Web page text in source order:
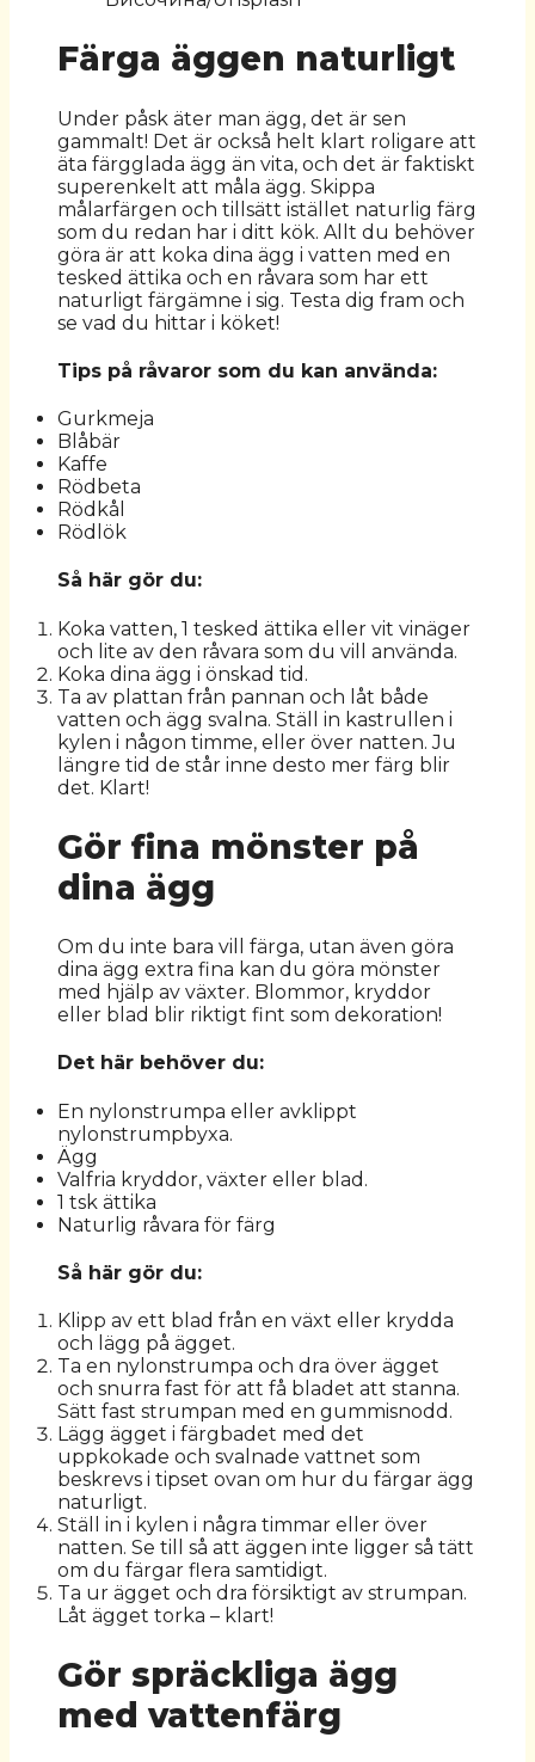
Färga äggen naturligt
Under påsk äter man ägg, det är sen
gammalt! Det är också helt klart roligare att
äta färgglada ägg än vita, och det är faktiskt
superenkelt att måla ägg. Skippa
målarfärgen och tillsätt istället naturlig färg
som du redan har i ditt kök. Allt du behöver
göra är att koka dina ägg i vatten med en
tesked ättika och en råvara som har ett
naturligt färgämne i sig. Testa dig fram och
se vad du hittar i köket!
Tips på råvaror som du kan använda:
Gurkmeja
Blåbär
Kaffe
Rödbeta
Rödkål
Rödlök
Så här gör du:
Koka vatten, 1 tesked ättika eller vit vinäger
och lite av den råvara som du vill använda.
Koka dina ägg i önskad tid.
Ta av plattan från pannan och låt både
vatten och ägg svalna. Ställ in kastrullen i
kylen i någon timme, eller över natten. Ju
längre tid de står inne desto mer färg blir
det. Klart!
Gör fina mönster på
dina ägg
Om du inte bara vill färga, utan även göra
dina ägg extra fina kan du göra mönster
med hjälp av växter. Blommor, kryddor
eller blad blir riktigt fint som dekoration!
Det här behöver du:
En nylonstrumpa eller avklippt
nylonstrumpbyxa.
Ägg
Valfria kryddor, växter eller blad.
1 tsk ättika
Naturlig råvara för färg
Så här gör du:
Klipp av ett blad från en växt eller krydda
och lägg på ägget.
Ta en nylonstrumpa och dra över ägget
och snurra fast för att få bladet att stanna.
Sätt fast strumpan med en gummisnodd.
Lägg ägget i färgbadet med det
uppkokade och svalnade vattnet som
beskrevs i tipset ovan om hur du färgar ägg
naturligt.
Ställ in i kylen i några timmar eller över
natten. Se till så att äggen inte ligger så tätt
om du färgar flera samtidigt.
Ta ur ägget och dra försiktigt av strumpan.
Låt ägget torka – klart!
Gör spräckliga ägg
med vattenfärg